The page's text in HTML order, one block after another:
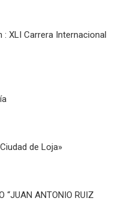
XLI Carrera Internacional
de Loja»
“JUAN ANTONIO RUIZ